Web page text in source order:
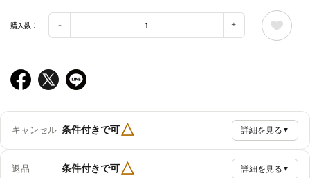
購入数：
キャンセル 条件付きで可△ 詳細を見る ▼
返品 条件付きで可△ 詳細を見る ▼